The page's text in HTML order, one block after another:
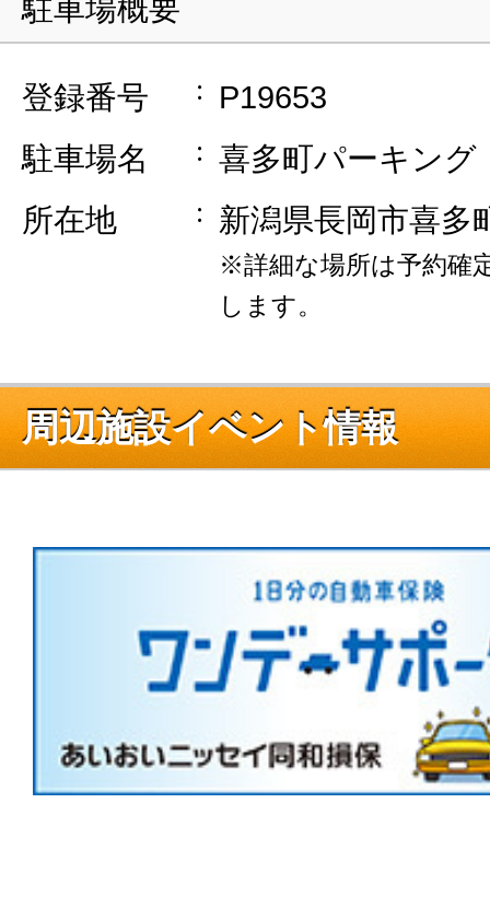
駐車場概要
登録番号
P19653
駐車場名
喜多町パーキング
所在地
新潟県長岡市喜多
※詳細な場所は予約確
します。
周辺施設イベント情報